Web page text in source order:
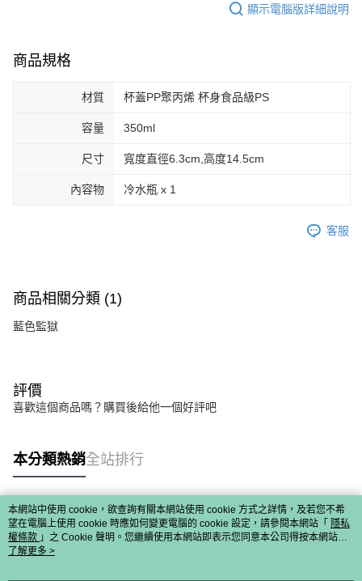
顯示電腦版詳細說明
商品規格
材質 杯蓋PP聚丙烯 杯身食品級PS
容量 350ml
尺寸 寬度直徑6.3cm,高度14.5cm
內容物 冷水瓶 x 1
客服
商品相關分類 (1)
藍色監獄
評價
喜歡這個商品嗎？購買後給他一個好評吧
本分類熱銷全站排行
熱門標籤
本網站中使用 cookie，欲查詢有關本網站使用 cookie 方式之詳情，及若您不希
望在電腦上使用 cookie 時應如何變更電腦的 cookie 設定，請參閱本網站「 隱私
權條款 」之 Cookie 聲明。您繼續使用本網站即表示您同意本公司得按本網站使
用條款之 Cookie 聲明使用 cookie。
了解更多 >